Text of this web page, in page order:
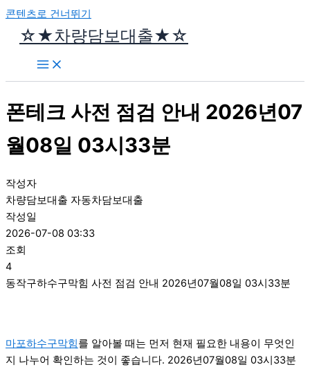
콘텐츠로 건너뛰기
☆★차량담보대출★☆
폰테크 사전 점검 안내 2026년07
월08일 03시33분
작성자
차량담보대출 자동차담보대출
작성일
2026-07-08 03:33
조회
4
동작구하수구막힘 사전 점검 안내 2026년07월08일 03시33분
마포하수구막힘를 알아볼 때는 먼저 현재 필요한 내용이 무엇인
지 나누어 확인하는 것이 좋습니다. 2026년07월08일 03시33분